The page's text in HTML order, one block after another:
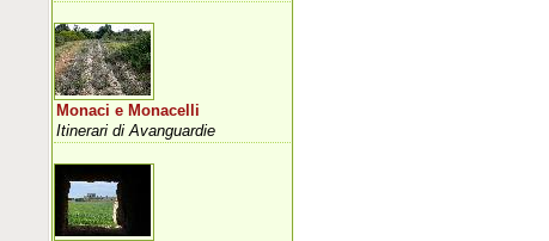
Monaci e Monacelli
Itinerari di Avanguardie